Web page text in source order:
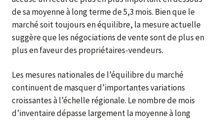
de sa moyenne à long terme de 5,3 mois. Bien que le
marché soit toujours en équilibre, la mesure actuelle
suggère que les négociations de vente sont de plus en
plus en faveur des propriétaires-vendeurs.
Les mesures nationales de l’équilibre du marché
continuent de masquer d’importantes variations
croissantes à l’échelle régionale. Le nombre de mois
d’inventaire dépasse largement la moyenne à long